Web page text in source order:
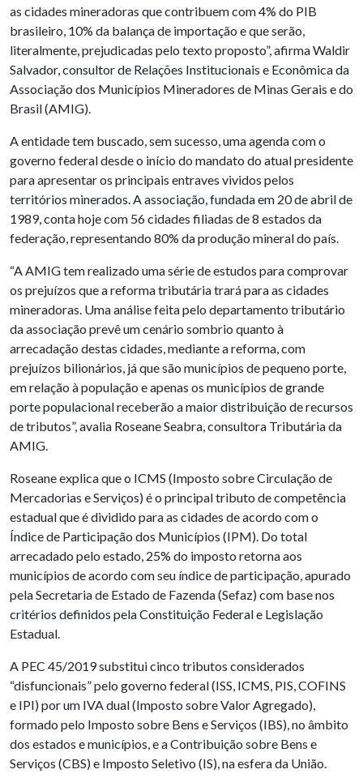
as cidades mineradoras que contribuem com 4% do PIB
brasileiro, 10% da balança de importação e que serão,
literalmente, prejudicadas pelo texto proposto”, afirma Waldir
Salvador, consultor de Relações Institucionais e Econômica da
Associação dos Municípios Mineradores de Minas Gerais e do
Brasil (AMIG).
A entidade tem buscado, sem sucesso, uma agenda com o
governo federal desde o início do mandato do atual presidente
para apresentar os principais entraves vividos pelos
territórios minerados. A associação, fundada em 20 de abril de
1989, conta hoje com 56 cidades filiadas de 8 estados da
federação, representando 80% da produção mineral do país.
“A AMIG tem realizado uma série de estudos para comprovar
os prejuízos que a reforma tributária trará para as cidades
mineradoras. Uma análise feita pelo departamento tributário
da associação prevê um cenário sombrio quanto à
arrecadação destas cidades, mediante a reforma, com
prejuízos bilionários, já que são municípios de pequeno porte,
em relação à população e apenas os municípios de grande
porte populacional receberão a maior distribuição de recursos
de tributos”, avalia Roseane Seabra, consultora Tributária da
AMIG.
Roseane explica que o ICMS (Imposto sobre Circulação de
Mercadorias e Serviços) é o principal tributo de competência
estadual que é dividido para as cidades de acordo com o
Índice de Participação dos Municípios (IPM). Do total
arrecadado pelo estado, 25% do imposto retorna aos
municípios de acordo com seu índice de participação, apurado
pela Secretaria de Estado de Fazenda (Sefaz) com base nos
critérios definidos pela Constituição Federal e Legislação
Estadual.
A PEC 45/2019 substitui cinco tributos considerados
“disfuncionais” pelo governo federal (ISS, ICMS, PIS, COFINS
e IPI) por um IVA dual (Imposto sobre Valor Agregado),
formado pelo Imposto sobre Bens e Serviços (IBS), no âmbito
dos estados e municípios, e a Contribuição sobre Bens e
Serviços (CBS) e Imposto Seletivo (IS), na esfera da União.